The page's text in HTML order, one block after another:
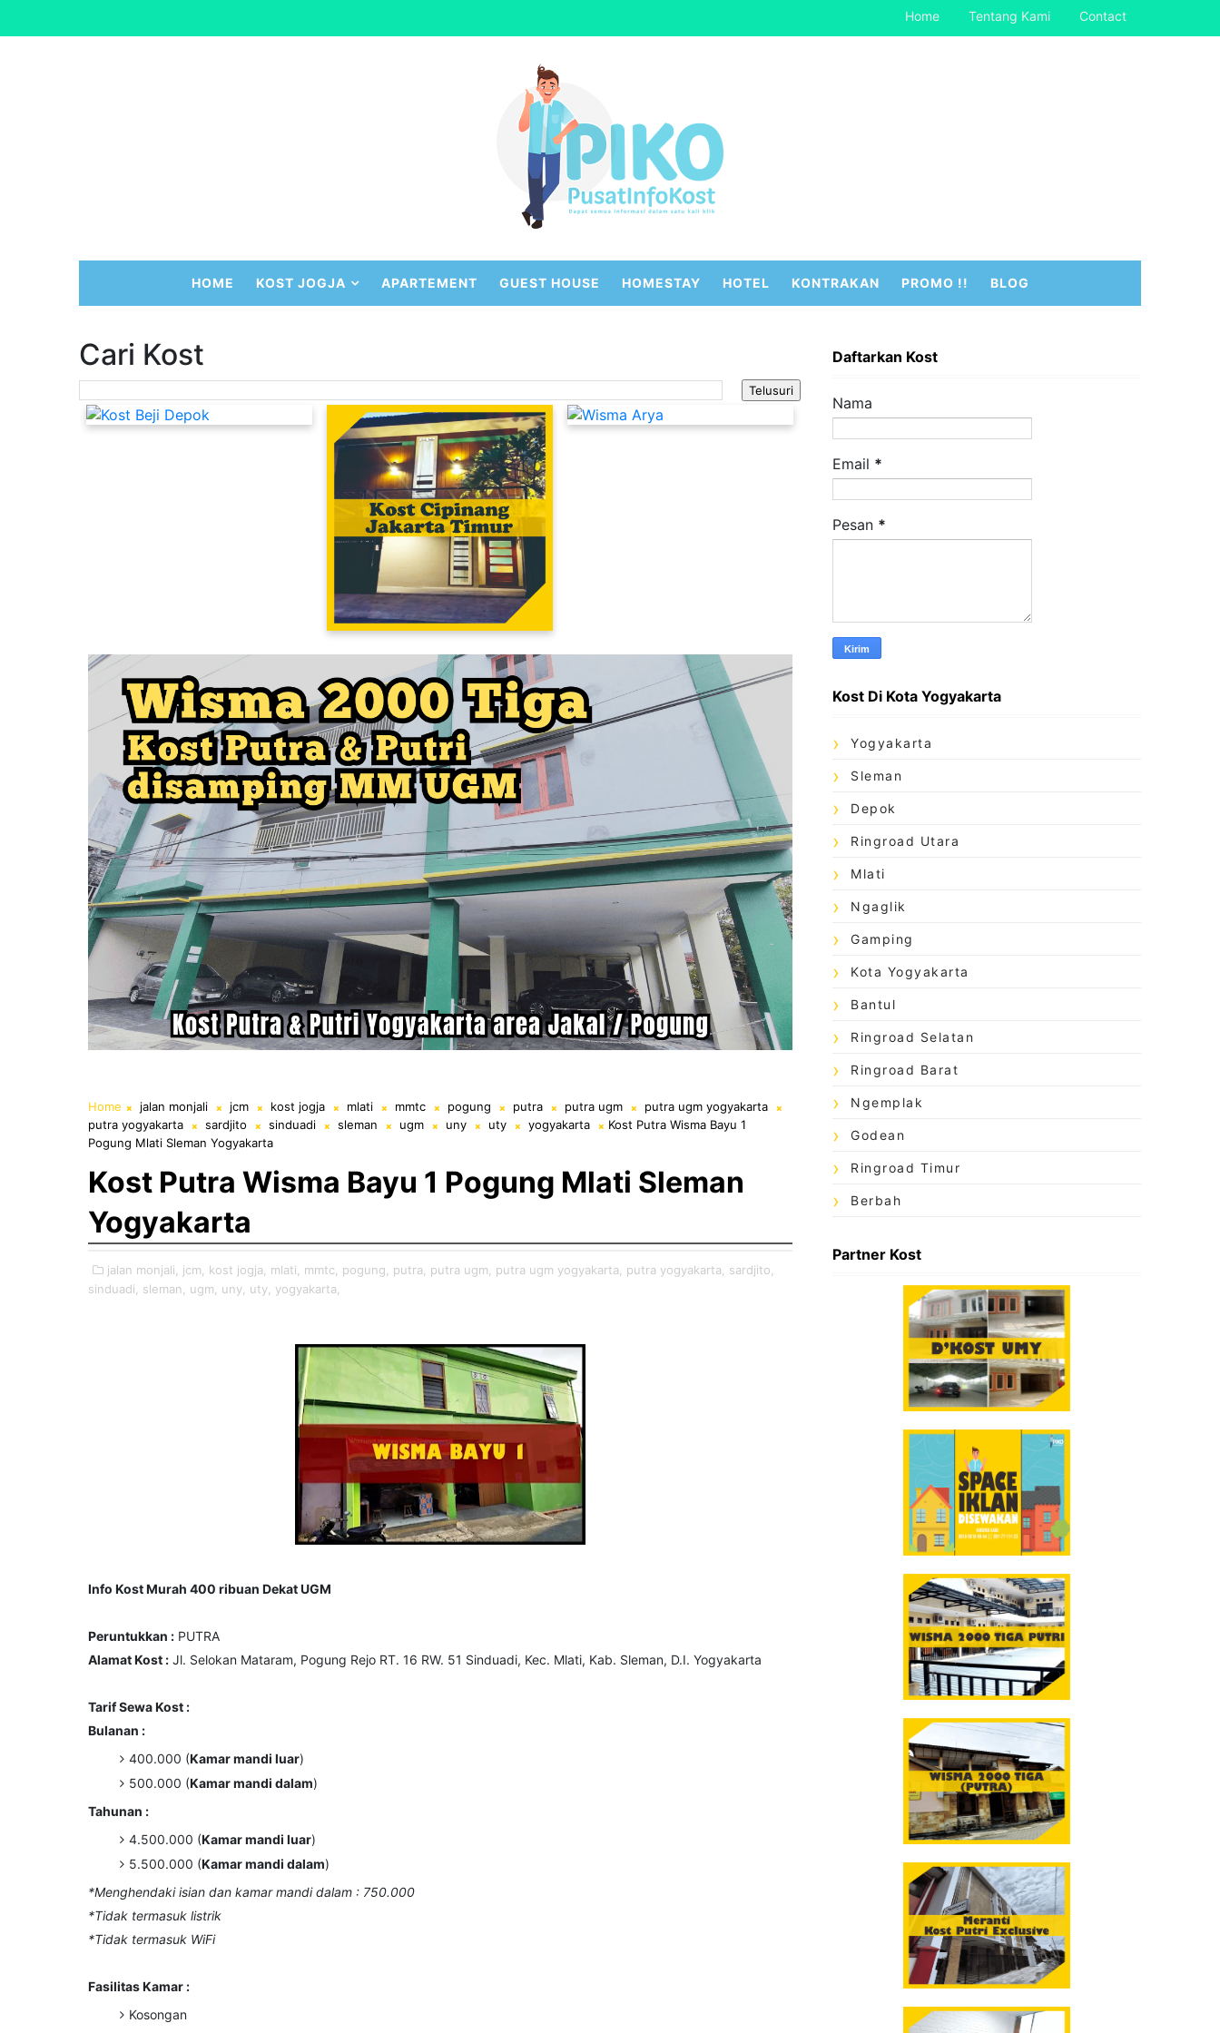
Home Tentang Kami Contact
HOME KOST JOGJA APARTEMENT GUEST HOUSE HOMESTAY HOTEL KONTRAKAN PROMO !! BLOG
Cari Kost
Kost Putri Dekat UI Depok
Kost Cipinang Jakarta Timur
Kost Putra Murah Dekat UI Depok
Home jalan monjali jcm kost jogja mlati mmtc pogung putra putra ugm
putra ugm yogyakarta
putra yogyakarta
sardjito sinduadi sleman ugm uny uty yogyakarta
Kost Putra Wisma Bayu 1
Pogung Mlati Sleman Yogyakarta
Kost Putra Wisma Bayu 1 Pogung Mlati Sleman
Yogyakarta
jalan monjali, jcm, kost jogja, mlati, mmtc, pogung, putra, putra ugm, putra ugm yogyakarta, putra yogyakarta, sardjito,
sinduadi, sleman, ugm, uny, uty, yogyakarta,
Info Kost Murah 400 ribuan Dekat UGM
Peruntukkan : PUTRA
Alamat Kost : Jl. Selokan Mataram, Pogung Rejo RT. 16 RW. 51 Sinduadi, Kec. Mlati, Kab. Sleman, D.I. Yogyakarta
Tarif Sewa Kost :
Bulanan :
400.000 (Kamar mandi luar)
500.000 (Kamar mandi dalam)
Tahunan :
4.500.000 (Kamar mandi luar)
5.500.000 (Kamar mandi dalam)
*Menghendaki isian dan kamar mandi dalam : 750.000
*Tidak termasuk listrik
*Tidak termasuk WiFi
Fasilitas Kamar :
Kosongan
Daftarkan Kost
Nama
Email *
Pesan *
Kost Di Kota Yogyakarta
Yogyakarta
Sleman
Depok
Ringroad Utara
Mlati
Ngaglik
Gamping
Kota Yogyakarta
Bantul
Ringroad Selatan
Ringroad Barat
Ngemplak
Godean
Ringroad Timur
Berbah
Partner Kost